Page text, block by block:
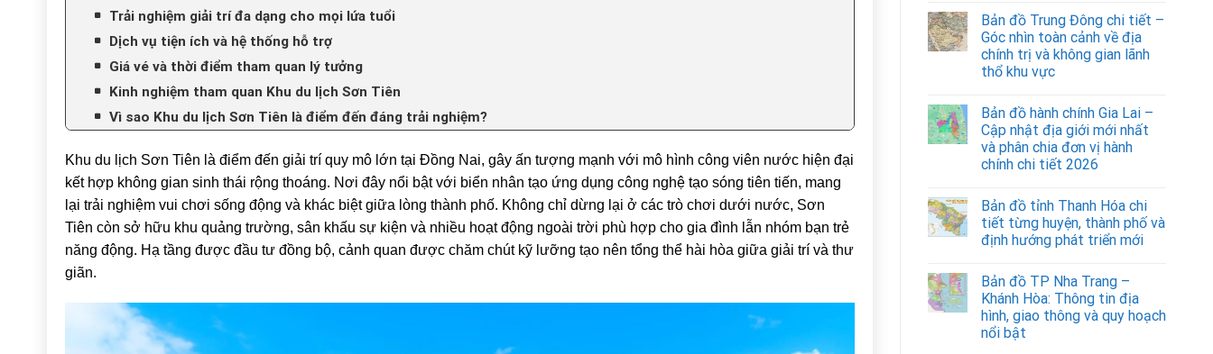
Trải nghiệm giải trí đa dạng cho mọi lứa tuổi
Dịch vụ tiện ích và hệ thống hỗ trợ
Giá vé và thời điểm tham quan lý tưởng
Kinh nghiệm tham quan Khu du lịch Sơn Tiên
Vì sao Khu du lịch Sơn Tiên là điểm đến đáng trải nghiệm?
Khu du lịch Sơn Tiên là điểm đến giải trí quy mô lớn tại Đồng Nai, gây ấn tượng mạnh với mô hình công viên nước hiện đại
kết hợp không gian sinh thái rộng thoáng. Nơi đây nổi bật với biển nhân tạo ứng dụng công nghệ tạo sóng tiên tiến, mang
lại trải nghiệm vui chơi sống động và khác biệt giữa lòng thành phố. Không chỉ dừng lại ở các trò chơi dưới nước, Sơn
Tiên còn sở hữu khu quảng trường, sân khấu sự kiện và nhiều hoạt động ngoài trời phù hợp cho gia đình lẫn nhóm bạn trẻ
năng động. Hạ tầng được đầu tư đồng bộ, cảnh quan được chăm chút kỹ lưỡng tạo nên tổng thể hài hòa giữa giải trí và thư
giãn.
Bản đồ Trung Đông chi tiết –
Góc nhìn toàn cảnh về địa
chính trị và không gian lãnh
thổ khu vực
Bản đồ hành chính Gia Lai –
Cập nhật địa giới mới nhất
và phân chia đơn vị hành
chính chi tiết 2026
Bản đồ tỉnh Thanh Hóa chi
tiết từng huyện, thành phố và
định hướng phát triển mới
Bản đồ TP Nha Trang –
Khánh Hòa: Thông tin địa
hình, giao thông và quy hoạch
nổi bật